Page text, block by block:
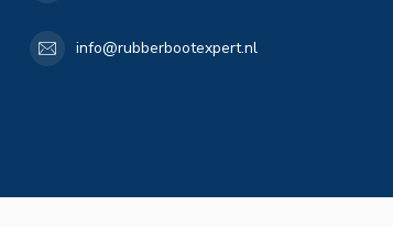
info@rubberbootexpert.nl